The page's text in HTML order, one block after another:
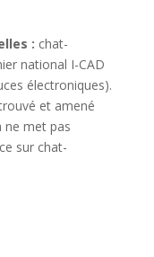
: chat-
national I-CAD
électroniques).
et amené
ne met pas
sur chat-